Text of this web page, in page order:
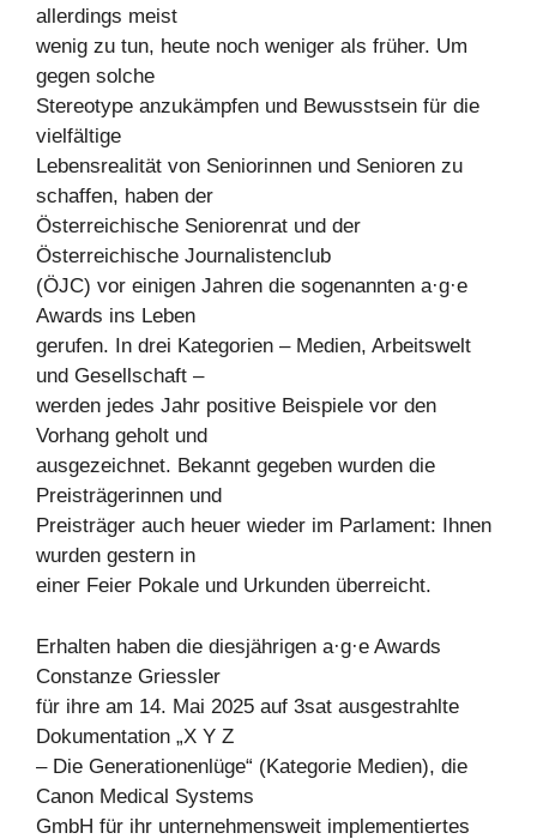
allerdings meist
wenig zu tun, heute noch weniger als früher. Um
gegen solche
Stereotype anzukämpfen und Bewusstsein für die
vielfältige
Lebensrealität von Seniorinnen und Senioren zu
schaffen, haben der
Österreichische Seniorenrat und der
Österreichische Journalistenclub
(ÖJC) vor einigen Jahren die sogenannten a·g·e
Awards ins Leben
gerufen. In drei Kategorien – Medien, Arbeitswelt
und Gesellschaft –
werden jedes Jahr positive Beispiele vor den
Vorhang geholt und
ausgezeichnet. Bekannt gegeben wurden die
Preisträgerinnen und
Preisträger auch heuer wieder im Parlament: Ihnen
wurden gestern in
einer Feier Pokale und Urkunden überreicht.
Erhalten haben die diesjährigen a·g·e Awards
Constanze Griessler
für ihre am 14. Mai 2025 auf 3sat ausgestrahlte
Dokumentation „X Y Z
– Die Generationenlüge“ (Kategorie Medien), die
Canon Medical Systems
GmbH für ihr unternehmensweit implementiertes